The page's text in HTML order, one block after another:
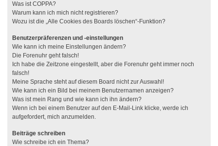
Was ist COPPA?
Warum kann ich mich nicht registrieren?
Wozu ist die „Alle Cookies des Boards löschen“-Funktion?
Benutzerpräferenzen und -einstellungen
Wie kann ich meine Einstellungen ändern?
Die Forenuhr geht falsch!
Ich habe die Zeitzone eingestellt, aber die Forenuhr geht immer noch
falsch!
Meine Sprache steht auf diesem Board nicht zur Auswahl!
Wie kann ich ein Bild bei meinem Benutzernamen anzeigen?
Was ist mein Rang und wie kann ich ihn ändern?
Wenn ich bei einem Benutzer auf den E-Mail-Link klicke, werde ich
aufgefordert, mich anzumelden.
Beiträge schreiben
Wie schreibe ich ein Thema?